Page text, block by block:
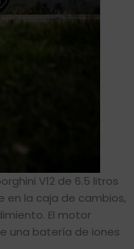
V12 de 6.5 litros
en la caja de cambios,
El motor
una batería de iones